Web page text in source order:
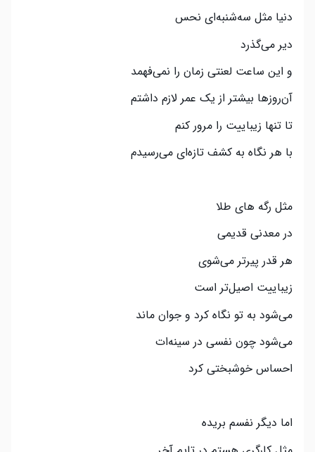
دنیا مثل سه‌شنبه‌ای نحس
دیر می‌گذرد
و این ساعت لعنتی زمان را نمی‌فهمد
آن‌روزها بیشتر از یک عمر لازم داشتم
تا تنها زیباییت را مرور کنم
با هر نگاه به کشف تازه‌ای می‌رسیدم
مثل رگه های طلا
در معدنی قدیمی
هر قدر پیرتر می‌شوی
زیباییت اصیل‌تر است
می‌شود به تو نگاه کرد و جوان ماند
می‌شود چون نفسی در سینه‌ات
احساس خوشبختی کرد
اما دیگر نفسم بریده